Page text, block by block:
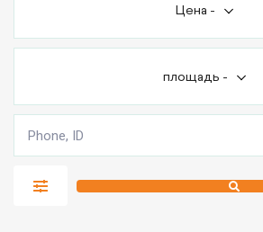
Цена -
площадь -